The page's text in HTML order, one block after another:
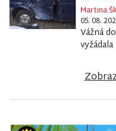
Martina
05. 08.
Vážná